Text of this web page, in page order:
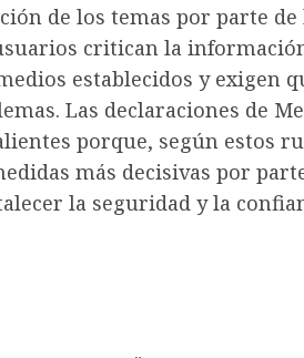
de los temas por parte de
critican la
establecidos y exigen
Las declaraciones de
porque, según estos
más decisivas por
la seguridad y la